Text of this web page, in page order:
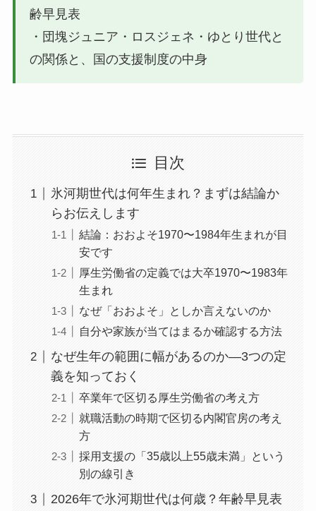
齢早見表
・団塊ジュニア・ロスジェネ・ゆとり世代と
の関係と、国の支援制度の中身
目次
氷河期世代は何年生まれ？まずは結論か
らお伝えします
結論：おおよそ1970〜1984年生まれが目
安です
厚生労働省の定義では大卒1970〜1983年
生まれ
なぜ「おおよそ」としか言えないのか
自分や家族が当てはまるか確認する方法
なぜ生年の範囲に幅があるのか—3つの定
義を知っておく
卒業年で区切る厚生労働省の考え方
就職活動の時期で区切る内閣官房の考え
方
採用支援の「35歳以上55歳未満」という
別の線引き
2026年で氷河期世代は何歳？年齢早見表